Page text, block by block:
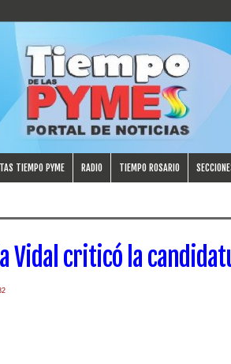
TIEMPO PYME RADIO TIEMPO ROSARIO
Vidal criticó la